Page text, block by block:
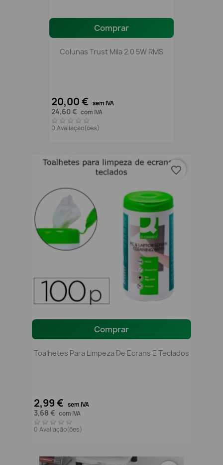
Comprar
Colunas Trust Mila 2.0 5W RMS
20,00 € sem IVA
24,60 € com IVA
0 Avaliação(ões)
Comprar
Toalhetes Para Limpeza De Ecrans E Teclados
2,99 € sem IVA
3,68 € com IVA
0 Avaliação(ões)
favorite_border